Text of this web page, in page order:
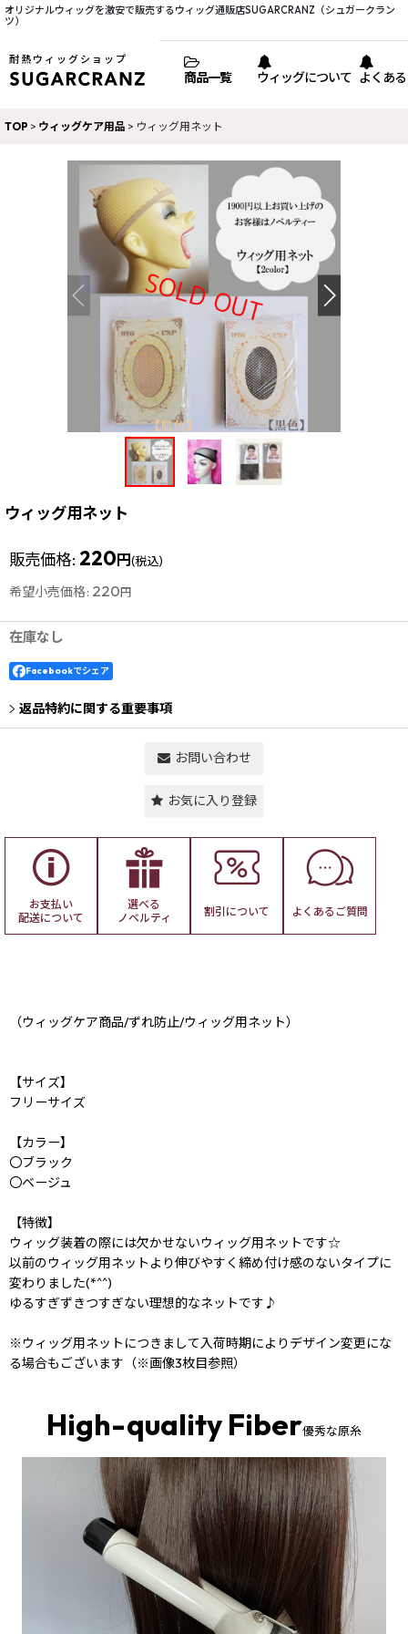
オリジナルウィッグを激安で販売するウィッグ通販店SUGARCRANZ（シュガークラン
ツ）
耐熱ウィッグショップ
商品一覧 ウィッグについて よくあ
TOP > ウィッグケア用品 > ウィッグ用ネット
ウィッグ用ネット
販売価格: 220 円(税込)
希望小売価格: 220円
在庫なし
Facebookでシェア
返品特約に関する重要事項
お問い合わせ
お気に入り登録
お支払い
配送について
選べる
ノベルティ
割引について よくある ご質問
（ウィッグケア商品/ずれ防止/ウィッグ用ネット）
【サイズ】
フリーサイズ
【カラー】
〇ブラック
〇ベージュ
【特徴】
ウィッグ装着の際には欠かせないウィッグ用ネットです☆
以前のウィッグ用ネットより伸びやすく締め付け感のないタイプに
変わりました(*^^)
ゆるすぎずきつすぎない理想的なネットです♪
※ウィッグ用ネットにつきまして入荷時期によりデザイン変更にな
る場合もございます（※画像3枚目参照）
High-quality Fiber優秀な原糸